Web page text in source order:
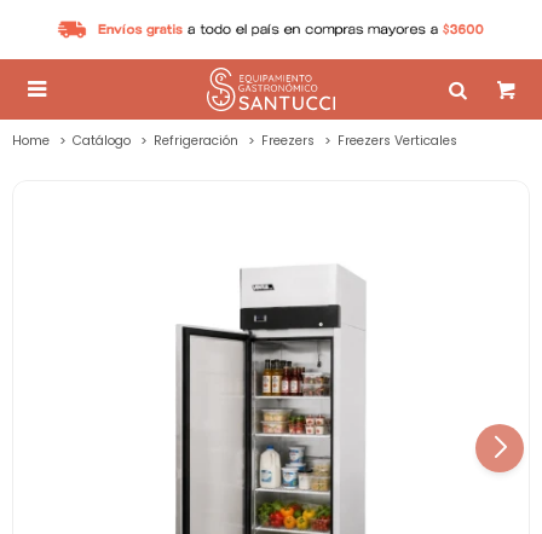

Home Catálogo Refrigeración Freezers Freezers Verticales